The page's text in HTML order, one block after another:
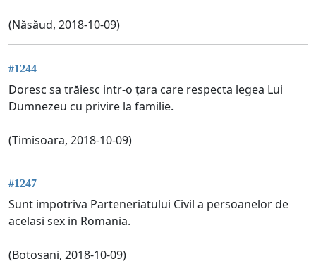
(Năsăud, 2018-10-09)
#1244
Doresc sa trăiesc intr-o țara care respecta legea Lui
Dumnezeu cu privire la familie.
(Timisoara, 2018-10-09)
#1247
Sunt impotriva Parteneriatului Civil a persoanelor de
acelasi sex in Romania.
(Botosani, 2018-10-09)